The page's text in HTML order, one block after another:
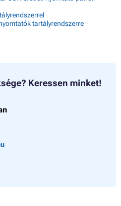
tartályrendszerre
Keressen minket!